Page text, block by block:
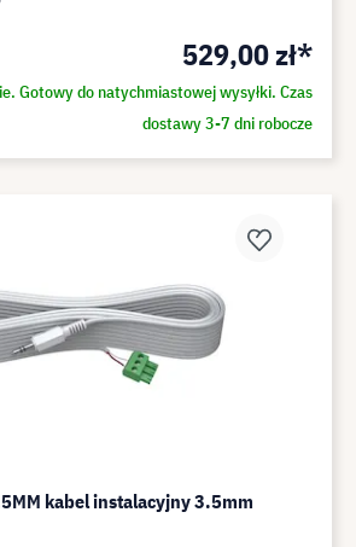
529,00 zł*
Gotowy do natychmiastowej wysyłki. Czas
dostawy 3-7 dni robocze
kabel instalacyjny 3.5mm